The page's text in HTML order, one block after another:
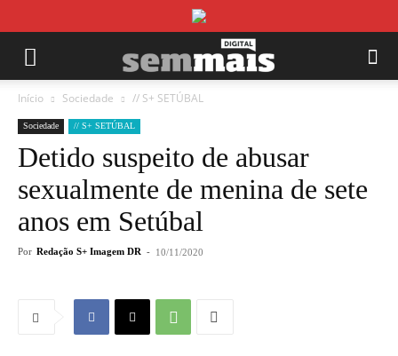
Início Sociedade // S+ SETÚBAL
Sociedade // S+ SETÚBAL
Detido suspeito de abusar
sexualmente de menina de sete
anos em Setúbal
Por Redação S+ Imagem DR - 10/11/2020